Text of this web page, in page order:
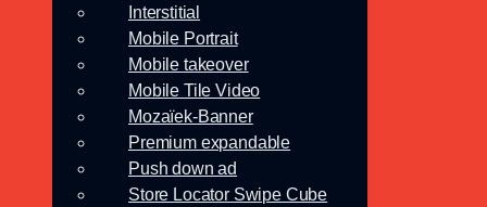
Interstitial
Mobile Portrait
Mobile takeover
Mobile Tile Video
Mozaïek-Banner
Premium expandable
Push down ad
Store Locator Swipe Cube